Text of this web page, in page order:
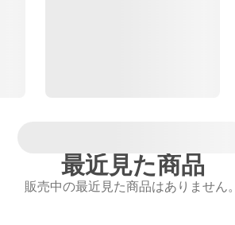
最近見た商品
販売中の最近見た商品はありません。